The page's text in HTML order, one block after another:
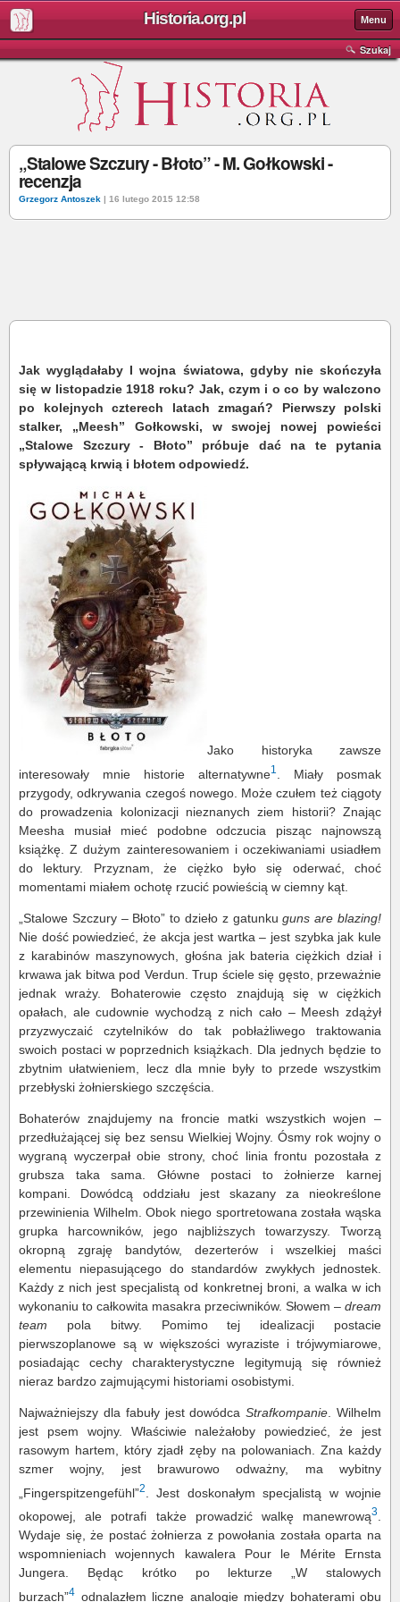
Historia.org.pl Menu
Szukaj
„Stalowe Szczury - Błoto” - M. Gołkowski -
recenzja
Grzegorz Antoszek | 16 lutego 2015 12:58
Jak wyglądałaby I wojna światowa, gdyby nie skończyła
się w listopadzie 1918 roku? Jak, czym i o co by walczono
po kolejnych czterech latach zmagań? Pierwszy polski
stalker, „Meesh” Gołkowski, w swojej nowej powieści
„Stalowe Szczury - Błoto” próbuje dać na te pytania
spływającą krwią i błotem odpowiedź.
Jako historyka zawsze
interesowały mnie historie alternatywne1
. Miały posmak
przygody, odkrywania czegoś nowego. Może czułem też ciągoty
do prowadzenia kolonizacji nieznanych ziem historii? Znając
Meesha musiał mieć podobne odczucia pisząc najnowszą
książkę. Z dużym zainteresowaniem i oczekiwaniami usiadłem
do lektury. Przyznam, że ciężko było się oderwać, choć
momentami miałem ochotę rzucić powieścią w ciemny kąt.
„Stalowe Szczury – Błoto” to dzieło z gatunkuguns are blazing!
Nie dość powiedzieć, że akcja jest wartka – jest szybka jak kule
z karabinów maszynowych, głośna jak bateria ciężkich dział i
krwawa jak bitwa pod Verdun. Trup ściele się gęsto, przeważnie
jednak wraży. Bohaterowie często znajdują się w ciężkich
opałach, ale cudownie wychodzą z nich cało – Meesh zdążył
przyzwyczaić czytelników do tak pobłażliwego traktowania
swoich postaci w poprzednich książkach. Dla jednych będzie to
zbytnim ułatwieniem, lecz dla mnie były to przede wszystkim
przebłyski żołnierskiego szczęścia.
Bohaterów znajdujemy na froncie matki wszystkich wojen –
przedłużającej się bez sensu Wielkiej Wojny. Ósmy rok wojny o
wygraną wyczerpał obie strony, choć linia frontu pozostała z
grubsza taka sama. Główne postaci to żołnierze karnej
kompani. Dowódcą oddziału jest skazany za nieokreślone
przewinienia Wilhelm. Obok niego sportretowana została wąska
grupka harcowników, jego najbliższych towarzyszy. Tworzą
okropną zgraję bandytów, dezerterów i wszelkiej maści
elementu niepasującego do standardów zwykłych jednostek.
Każdy z nich jest specjalistą od konkretnej broni, a walka w ich
wykonaniu to całkowita masakra przeciwników. Słowem – dream
team pola bitwy. Pomimo tej idealizacji postacie
pierwszoplanowe są w większości wyraziste i trójwymiarowe,
posiadając cechy charakterystyczne legitymują się również
nieraz bardzo zajmującymi historiami osobistymi.
Najważniejszy dla fabuły jest dowódcaStrafkompanie . Wilhelm
jest psem wojny. Właściwie należałoby powiedzieć, że jest
rasowym hartem, który zjadł zęby na polowaniach. Zna każdy
szmer wojny, jest brawurowo odważny, ma wybitny
„Fingerspitzengefühl”2
. Jest doskonałym specjalistą w wojnie
okopowej, ale potrafi także prowadzić walkę manewrową3
Wydaje się, że postać żołnierza z powołania została oparta na
wspomnieniach wojennych kawalera Pour le Mérite Ernsta
Jungera. Będąc krótko po lekturze „W stalowych
burzach”4 odnalazłem liczne analogie między bohaterami obu